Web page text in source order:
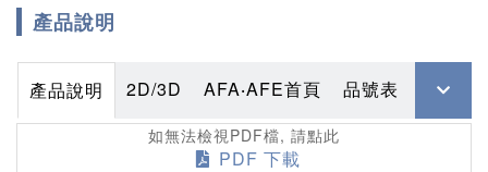
產品說明
產品說明 2D/3D AFA‧AFE首頁 品號表
如無法檢視PDF檔, 請點此
PDF 下載